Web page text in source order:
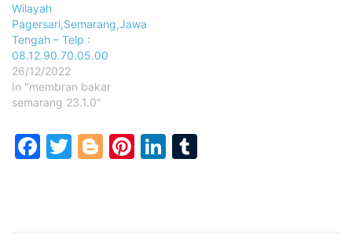
Wilayah
Pagersari,Semarang,Jawa
Tengah – Telp :
08.12.90.70.05.00
26/12/2022
In "membran bakar
semarang 23.1.0"
Facebook
Twitter
Blogger
Pinterest
LinkedIn